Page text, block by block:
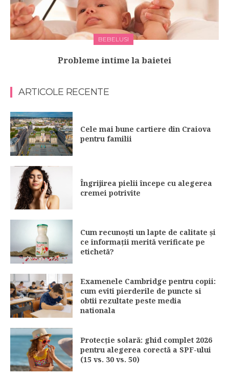
BEBELUSI
Probleme intime la baietei
ARTICOLE RECENTE
Cele mai bune cartiere din Craiova
pentru familii
Îngrijirea pielii începe cu alegerea
cremei potrivite
Cum recunoști un lapte de calitate și
ce informații merită verificate pe
etichetă?
Examenele Cambridge pentru copii:
cum eviti pierderile de puncte si
obtii rezultate peste media
nationala
Protecție solară: ghid complet 2026
pentru alegerea corectă a SPF-ului
(15 vs. 30 vs. 50)